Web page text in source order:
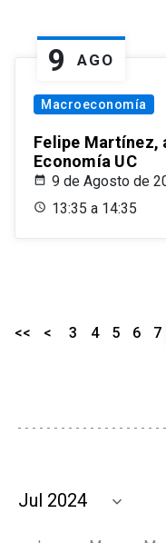
9 AGO
Macroeconomía
Felipe Martínez,
Economía UC
9 de Agosto de
13:35 a 14:35
<< < 3 4 5 6 7